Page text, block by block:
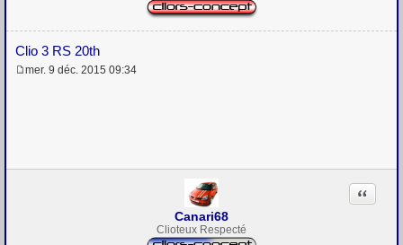
Clio 3 RS 20th
mer. 9 déc. 2015 09:34
Canari68
Clioteux Respecté
Citation